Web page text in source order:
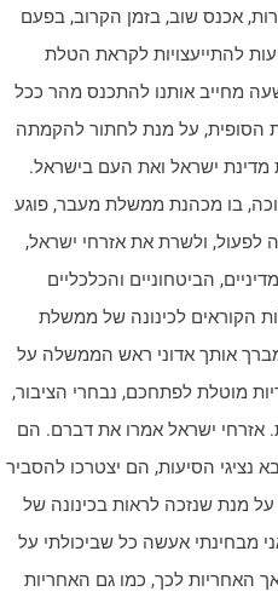
אכנס שוב, בזמן הקרוב, בפעם
להתייעצויות לקראת הטלת
מחייב אותנו להתכנס מהר ככל
הסופית, על מנת לחתור להקמתה
ישראל ואת העם בישראל.
בו מכהנת ממשלת מעבר, פוגע
ולשרת את אזרחי ישראל,
הביטחוניים והכלכליים
הקוראים לכינונה של ממשלת
אותך אדוני ראש הממשלה על
מוטלת לפתחכם, נבחרי הציבור,
אזרחי ישראל אמרו את דברם. הם
נציגי הסיעות, הם יצטרכו להסביר
מנת שנזכה לראות בכינונה של
מבחינתי אעשה כל שביכולתי על
האחריות לכך, כמו גם האחריות